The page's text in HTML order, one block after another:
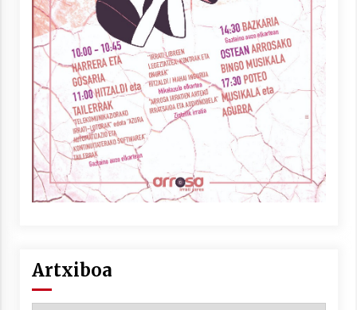
Artxiboa